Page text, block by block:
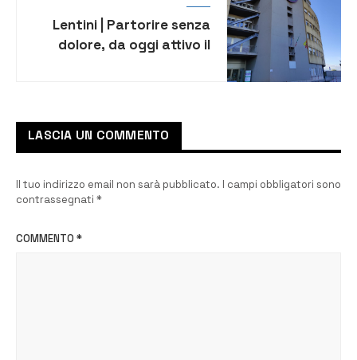
Lentini | Partorire senza
dolore, da oggi attivo il
LASCIA UN COMMENTO
Il tuo indirizzo email non sarà pubblicato. I campi obbligatori sono
contrassegnati *
COMMENTO *